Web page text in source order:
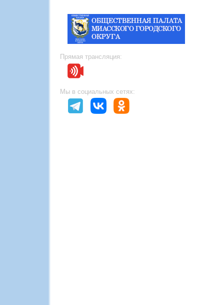
Прямая трансляция:
Мы в социальных сетях: